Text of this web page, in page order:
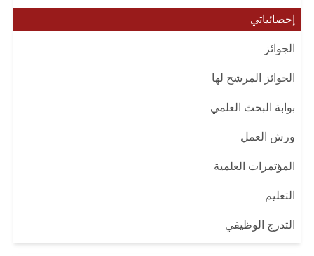
إحصائياتي
الجوائز
الجوائز المرشح لها
بوابة البحث العلمي
ورش العمل
المؤتمرات العلمية
التعليم
التدرج الوظيفي